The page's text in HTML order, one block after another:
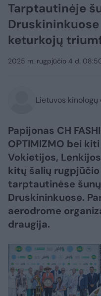
Tarptautinėje
keturkojų
2025 m. rugpjūčio 4 d.
Lietuvos kinologų
Papijonas CH
OPTIMIZMO bei
Vokietijos,
kitų šalių rugpjūčio
tarptautinėse
Druskininkuose.
aerodrome
draugija.